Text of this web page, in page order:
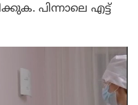
പിന്നാലെ എട്ട്